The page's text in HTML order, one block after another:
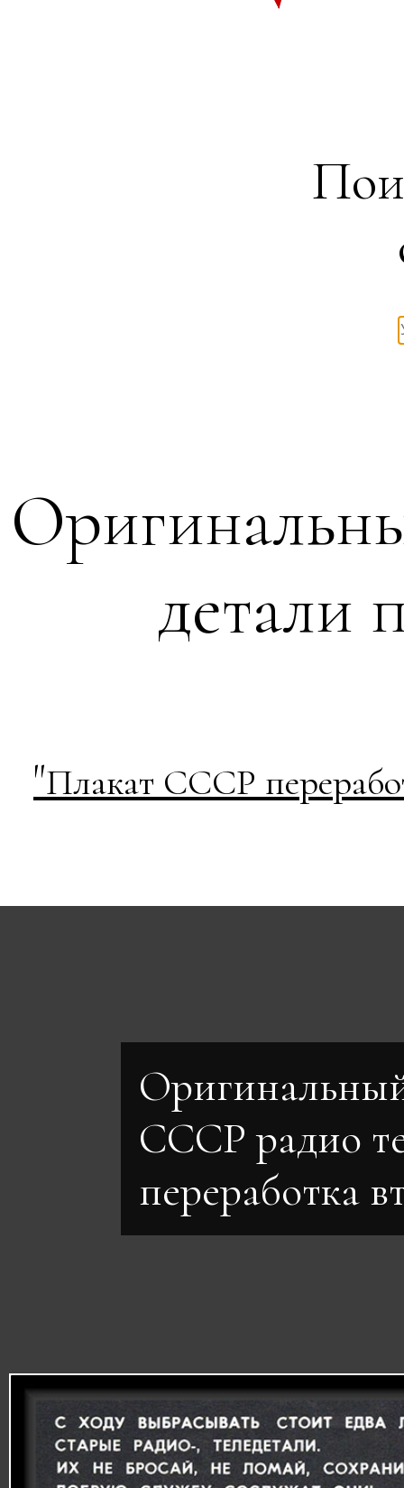
детали
"Плакат СССР
СССР радио
переработка